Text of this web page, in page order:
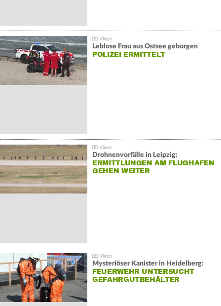
Leblose Frau aus Ostsee geborgen
POLIZEI ERMITTELT
Drohnenvorfälle in Leipzig:
ERMITTLUNGEN AM FLUGHAFEN
GEHEN WEITER
Mysteriöser Kanister in Heidelberg:
FEUERWEHR UNTERSUCHT
GEFAHRGUTBEHÄLTER